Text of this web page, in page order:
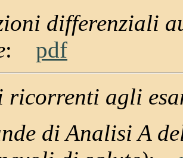
differenziali
: pdf
ricorrenti agli
di Analisi A